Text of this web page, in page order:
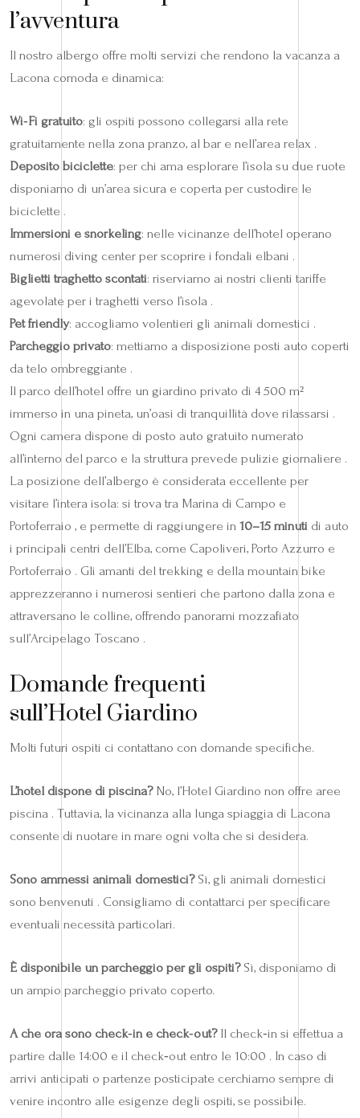
l’avventura
Il nostro albergo offre molti servizi che rendono la vacanza a
Lacona comoda e dinamica:
Wi‑Fi gratuito: gli ospiti possono collegarsi alla rete
gratuitamente nella zona pranzo, al bar e nell’area relax .
Deposito biciclette: per chi ama esplorare l’isola su due ruote
disponiamo di un’area sicura e coperta per custodire le
biciclette .
Immersioni e snorkeling: nelle vicinanze dell’hotel operano
numerosi diving center per scoprire i fondali elbani .
Biglietti traghetto scontati: riserviamo ai nostri clienti tariffe
agevolate per i traghetti verso l’isola .
Pet friendly: accogliamo volentieri gli animali domestici .
Parcheggio privato: mettiamo a disposizione posti auto coperti
da telo ombreggiante .
Il parco dell’hotel offre un giardino privato di 4 500 m²
immerso in una pineta, un’oasi di tranquillità dove rilassarsi .
Ogni camera dispone di posto auto gratuito numerato
all’interno del parco e la struttura prevede pulizie giornaliere .
La posizione dell’albergo è considerata eccellente per
visitare l’intera isola: si trova tra Marina di Campo e
Portoferraio , e permette di raggiungere in 10–15 minuti di auto
i principali centri dell’Elba, come Capoliveri, Porto Azzurro e
Portoferraio . Gli amanti del trekking e della mountain bike
apprezzeranno i numerosi sentieri che partono dalla zona e
attraversano le colline, offrendo panorami mozzafiato
sull’Arcipelago Toscano .
Domande frequenti
sull’Hotel Giardino
Molti futuri ospiti ci contattano con domande specifiche.
L’hotel dispone di piscina?No, l’Hotel Giardino non offre aree
piscina . Tuttavia, la vicinanza alla lunga spiaggia di Lacona
consente di nuotare in mare ogni volta che si desidera.
Sono ammessi animali domestici?Sì, gli animali domestici
sono benvenuti . Consigliamo di contattarci per specificare
eventuali necessità particolari.
È disponibile un parcheggio per gli ospiti?Sì, disponiamo di
un ampio parcheggio privato coperto.
A che ora sono check‑in e check‑out?Il check‑in si effettua a
partire dalle 14:00 e il check‑out entro le 10:00 . In caso di
arrivi anticipati o partenze posticipate cerchiamo sempre di
venire incontro alle esigenze degli ospiti, se possibile.